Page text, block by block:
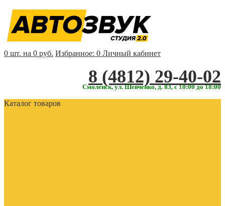
0 шт. на 0 руб. Избранное: 0 Личный кабинет
‎‎8 (4812) 29-40-02
Смоленск, ул. Шевченко, д. 83, с 10:00 до 18:00
Каталог товаров